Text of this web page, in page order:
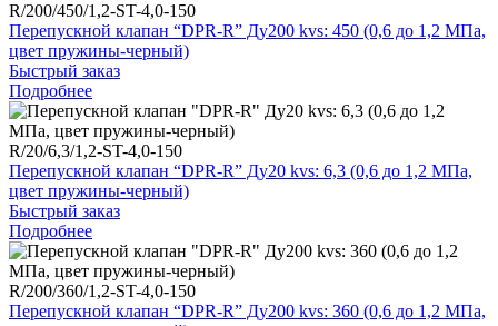
R/200/450/1,2-ST-4,0-150
Перепускной клапан “DPR-R” Ду200 kvs: 450 (0,6 до 1,2 МПа,
цвет пружины-черный)
Быстрый заказ
Подробнее
R/20/6,3/1,2-ST-4,0-150
Перепускной клапан “DPR-R” Ду20 kvs: 6,3 (0,6 до 1,2 МПа,
цвет пружины-черный)
Быстрый заказ
Подробнее
R/200/360/1,2-ST-4,0-150
Перепускной клапан “DPR-R” Ду200 kvs: 360 (0,6 до 1,2 МПа,